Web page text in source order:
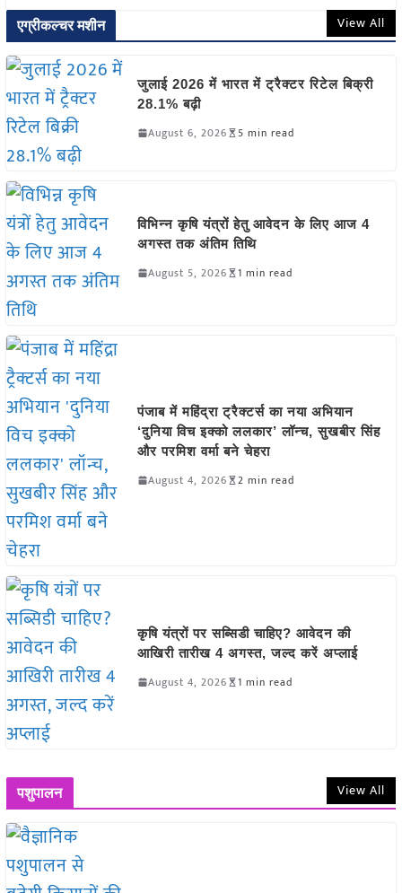
एग्रीकल्चर मशीन View All
जुलाई 2026 में भारत में ट्रैक्टर रिटेल बिक्री
28.1% बढ़ी
August 6, 2026 5 min read
विभिन्न कृषि यंत्रों हेतु आवेदन के लिए आज 4
अगस्त तक अंतिम तिथि
August 5, 2026 1 min read
पंजाब में महिंद्रा ट्रैक्टर्स का नया अभियान
‘दुनिया विच इक्को ललकार’ लॉन्च, सुखबीर सिंह
और परमिश वर्मा बने चेहरा
August 4, 2026 2 min read
कृषि यंत्रों पर सब्सिडी चाहिए? आवेदन की
आखिरी तारीख 4 अगस्त, जल्द करें अप्लाई
August 4, 2026 1 min read
पशुपालन View All